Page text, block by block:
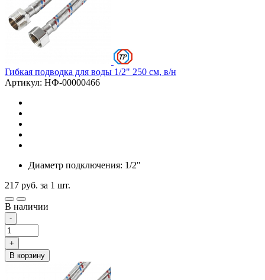
Гибкая подводка для воды 1/2" 250 см, в/н
Артикул: НФ-00000466
Диаметр подключения: 1/2"
217 руб. за 1 шт.
В наличии
-
+
В корзину